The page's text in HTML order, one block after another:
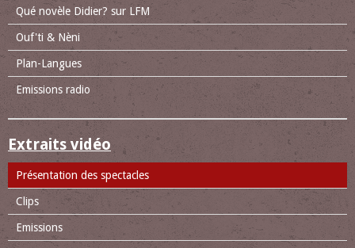
Qué novèle Didier? sur LFM
Ouf'ti & Nèni
Plan-Langues
Emissions radio
Extraits vidéo
Présentation des spectacles
Clips
Emissions